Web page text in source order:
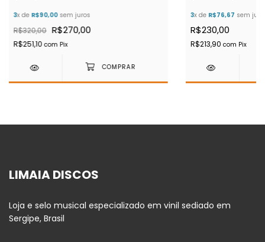
3x de R$90,00sem juros
R$320,00 R$270,00
R$251,10com Pix
3x de R$76,67 sem
R$230,00
R$213,90 com Pix
LIMAIA DISCOS
Loja e selo musical especializado em vinil sediado em
Sergipe, Brasil